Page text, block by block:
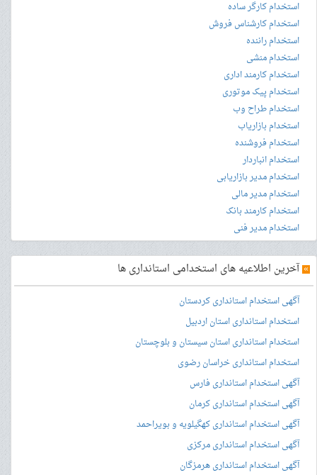
استخدام کارگر ساده
استخدام کارشناس فروش
استخدام راننده
استخدام منشی
استخدام کارمند اداری
استخدام پیک موتوری
استخدام طراح وب
استخدام بازاریاب
استخدام فروشنده
استخدام انباردار
استخدام مدیر بازاریابی
استخدام مدیر مالی
استخدام کارمند بانک
استخدام مدیر فنی
»آخرین اطلاعیه های استخدامی استانداری ها
آگهی استخدام استانداری کردستان
استخدام استانداری استان اردبیل
استخدام استانداری استان سیستان و بلوچستان
استخدام استانداری خراسان رضوی
آگهی استخدام استانداری فارس
آگهی استخدام استانداری کرمان
آگهی استخدام استانداری کهگیلویه و بویراحمد
آگهی استخدام استانداری مرکزی
آگهی استخدام استانداری هرمزگان